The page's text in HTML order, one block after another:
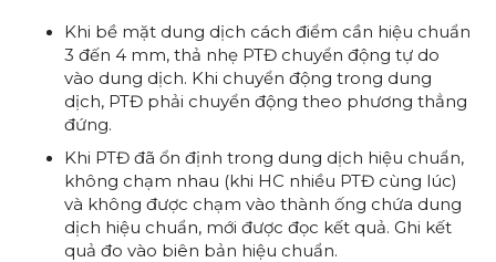
Khi bề mặt dung dịch cách điểm cần hiệu chuẩn
3 đến 4 mm, thả nhẹ PTĐ chuyển động tự do
vào dung dịch. Khi chuyển động trong dung
dịch, PTĐ phải chuyển động theo phương thẳng
đứng.
Khi PTĐ đã ổn định trong dung dịch hiệu chuẩn,
không chạm nhau (khi HC nhiều PTĐ cùng lúc)
và không được chạm vào thành ống chứa dung
dịch hiệu chuẩn, mới được đọc kết quả. Ghi kết
quả đo vào biên bản hiệu chuẩn.